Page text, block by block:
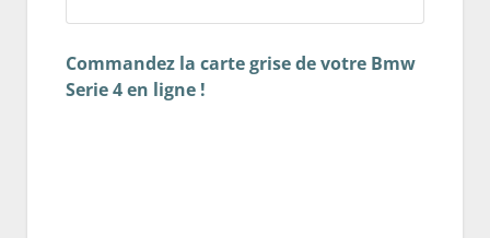
Commandez la carte grise de votre Bmw
Serie 4 en ligne !